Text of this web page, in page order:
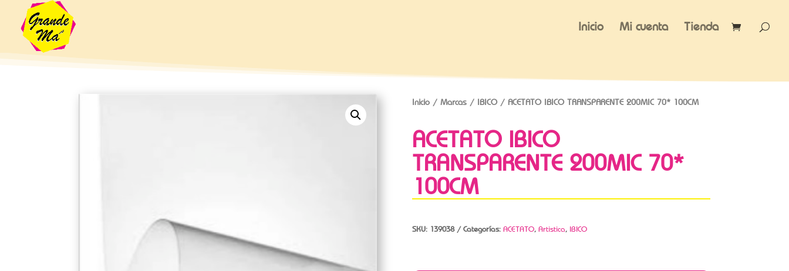
Inicio Mi cuenta Tienda
Inicio/ Marcas/ IBICO/ ACETATO IBICO TRANSPARENTE 200MIC 70* 100CM
ACETATO IBICO
TRANSPARENTE 200MIC 70*
100CM
SKU: 139038 Categorías: ACETATO, Artistica, IBICO